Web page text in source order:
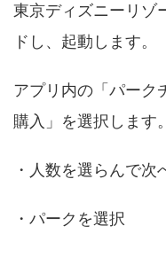
東京ディズニーリゾ
ドし、起動します。​
アプリ内の「パーク
購入」を選択します。
・人数を選らんで次
・パークを選択